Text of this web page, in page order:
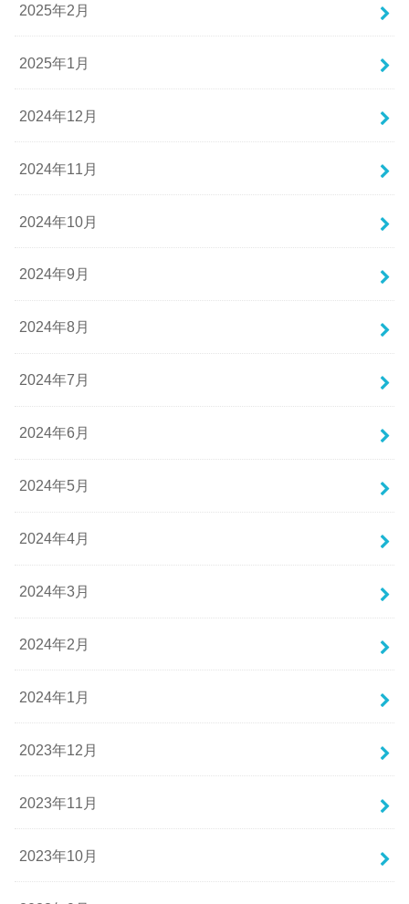
2025年2月
2025年1月
2024年12月
2024年11月
2024年10月
2024年9月
2024年8月
2024年7月
2024年6月
2024年5月
2024年4月
2024年3月
2024年2月
2024年1月
2023年12月
2023年11月
2023年10月